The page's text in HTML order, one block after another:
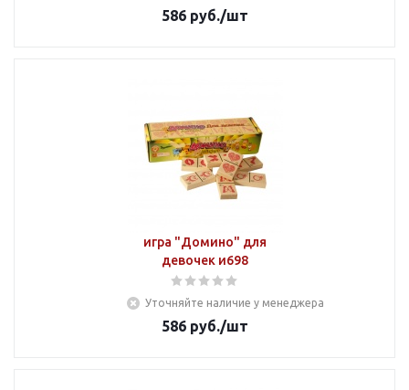
586 руб./шт
игра "Домино" для
девочек и698
Уточняйте наличие у менеджера
586 руб./шт